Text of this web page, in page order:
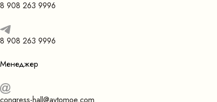
8 908 263 9996
8 908 263 9996
Менеджер
congress-hall@avtomoe.com